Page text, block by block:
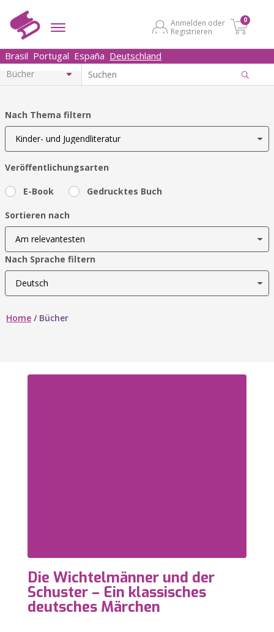
Anmelden oder
Registrieren
0
Brasil Portugal España Deutschland
Nach Thema filtern
Veröffentlichungsarten
E-Book Gedrucktes Buch
Sortieren nach
Nach Sprache filtern
Home / Bücher
Die Wichtelmänner und der
Schuster – Ein klassisches
deutsches Märchen